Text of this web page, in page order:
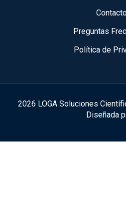
Preguntas
Política de
2026 LOGA Soluciones
Diseñada